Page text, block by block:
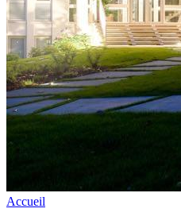
Accueil